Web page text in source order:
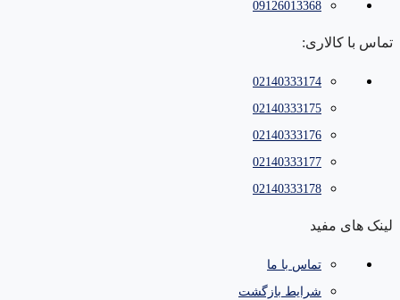
09126013368
تماس با کالاری:
02140333174
02140333175
02140333176
02140333177
02140333178
لینک های مفید
تماس با ما
شرایط بازگشت